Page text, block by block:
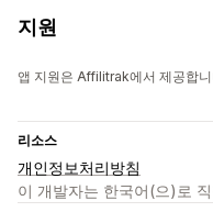
지원
앱 지원은 Affilitrak에서 제공합니
리소스
개인정보처리방침
이 개발자는 한국어(으)로